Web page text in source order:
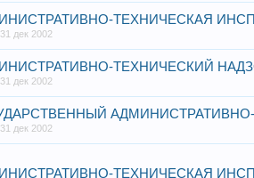
ТЕХНИЧЕСКАЯ
31 дек 2002
ТЕХНИЧЕСКИЙ
31 дек 2002
31 дек 2002
ТЕХНИЧЕСКАЯ